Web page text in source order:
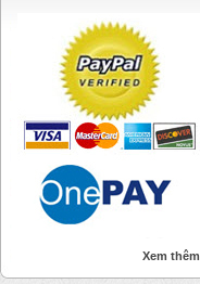
Xem thêm